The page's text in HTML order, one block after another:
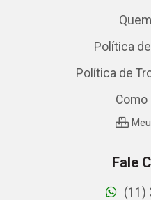
Política
Política de
Como
Fale
(11)